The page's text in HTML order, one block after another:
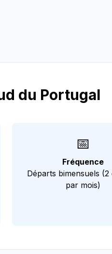
du Portugal
📅
Fréquence
Départs bimensuels (2
par mois)